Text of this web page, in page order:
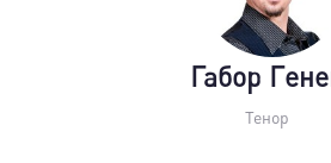
Габор
Тенор